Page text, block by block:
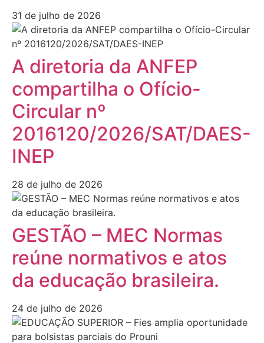
31 de julho de 2026
A diretoria da ANFEP
compartilha o Ofício-
Circular nº
2016120/2026/SAT/DAES-
INEP
28 de julho de 2026
GESTÃO – MEC Normas
reúne normativos e atos
da educação brasileira.
24 de julho de 2026